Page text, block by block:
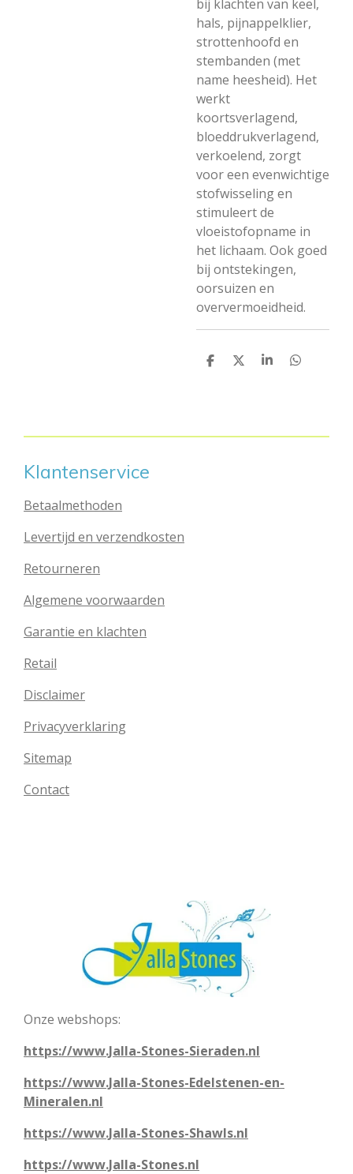
bij klachten van keel,
hals, pijnappelklier,
strottenhoofd en
stembanden (met
name heesheid). Het
werkt
koortsverlagend,
bloeddrukverlagend,
verkoelend, zorgt
voor een evenwichtige
stofwisseling en
stimuleert de
vloeistofopname in
het lichaam. Ook goed
bij ontstekingen,
oorsuizen en
oververmoeidheid.
D
D
S
D
Klantenservice
Betaalmethoden
Levertijd en verzendkosten
Retourneren
Algemene voorwaarden
Garantie en klachten
Retail
Disclaimer
Privacyverklaring
Sitemap
Contact
Onze webshops:
https://www.Jalla-Stones-Sieraden.nl
https://www.Jalla-Stones-Edelstenen-en-
Mineralen.nl
https://www.Jalla-Stones-Shawls.nl
https://www.Jalla-Stones.nl